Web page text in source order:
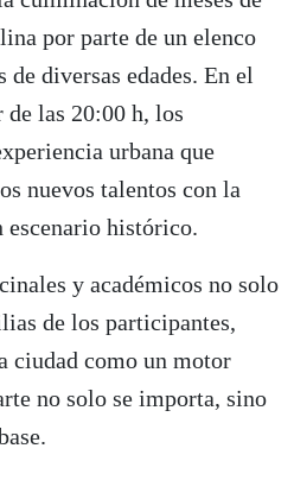
por parte de un elenco
diversas edades. En el
de las 20:00 h, los
urbana que
nuevos talentos con la
escenario histórico.
y académicos no solo
de los participantes,
ciudad como un motor
no solo se importa, sino